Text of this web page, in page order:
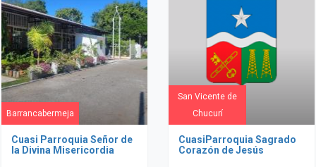
Barrancabermeja
Cuasi Parroquia Señor de
la Divina Misericordia
San Vicente de
Chucurí
CuasiParroquia Sagrado
Corazón de Jesús